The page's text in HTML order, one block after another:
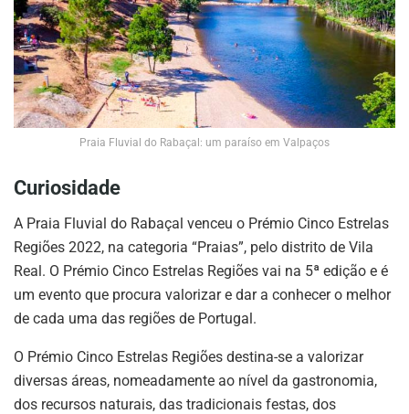
Praia Fluvial do Rabaçal: um paraíso em Valpaços
Curiosidade
A Praia Fluvial do Rabaçal venceu o Prémio Cinco Estrelas
Regiões 2022, na categoria “Praias”, pelo distrito de Vila
Real. O Prémio Cinco Estrelas Regiões vai na 5ª edição e é
um evento que procura valorizar e dar a conhecer o melhor
de cada uma das regiões de Portugal.
O Prémio Cinco Estrelas Regiões destina-se a valorizar
diversas áreas, nomeadamente ao nível da gastronomia,
dos recursos naturais, das tradicionais festas, dos